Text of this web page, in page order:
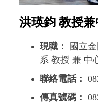
洪瑛鈞 教授
現職：
國立
系 教授 兼 中
聯絡電話：
傳真號碼：